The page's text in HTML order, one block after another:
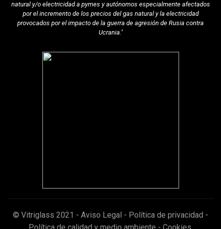
natural y/o electricidad a pymes y autónomos especialmente afectados
por el incremento de los precios del gas natural y la electricidad
provocados por el impacto de la guerra de agresión de Rusia contra
Ucrania."
© Vitriglass 2021 - Aviso Legal - Política de privacidad -